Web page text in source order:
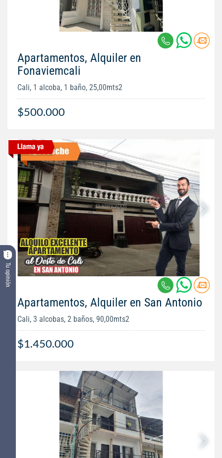
Tu opinión
Apartamentos, Alquiler en
Fonaviemcali
Cali, 1 alcoba, 1 baño, 25,00mts2
$500.000
Apartamentos, Alquiler en San Antonio
Cali, 3 alcobas, 2 baños, 90,00mts2
$1.450.000